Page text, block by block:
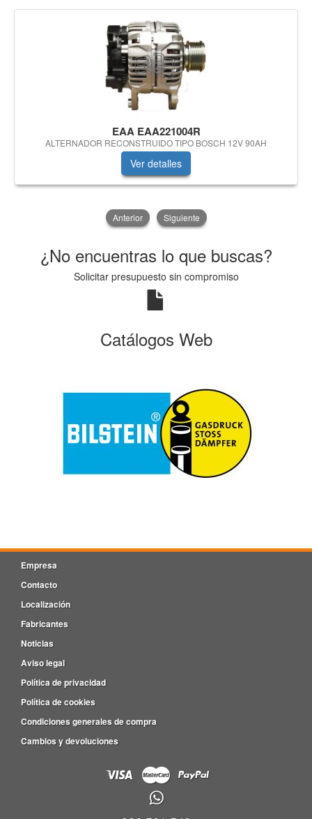
EAA EAA221004R
ALTERNADOR RECONSTRUIDO TIPO BOSCH 12V 90AH
Ver detalles
Anterior Siguiente
¿No encuentras lo que buscas?
Solicitar presupuesto sin compromiso
Catálogos Web
Empresa
Contacto
Localización
Fabricantes
Noticias
Aviso legal
Política de privacidad
Política de cookies
Condiciones generales de compra
Cambios y devoluciones